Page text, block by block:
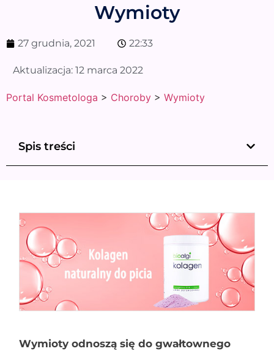
Wymioty
27 grudnia, 2021 22:33
Aktualizacja: 12 marca 2022
Portal Kosmetologa > Choroby > Wymioty
Spis treści
Wymioty odnoszą się do gwałtownego